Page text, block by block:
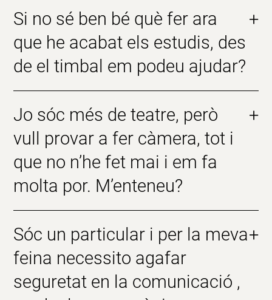
Si no sé ben bé què fer ara
que he acabat els estudis, des
de el timbal em podeu ajudar?
+
Jo sóc més de teatre, però
vull provar a fer càmera, tot i
que no n’he fet mai i em fa
molta por. M’enteneu?
+
Sóc un particular i per la meva
feina necessito agafar
seguretat en la comunicació ,
+